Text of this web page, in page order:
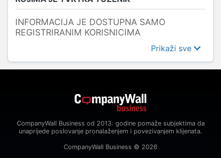
INFORMACIJA JE DOSTUPNA SAMO
REGISTRIRANIM KORISNICIMA
Prikaži sve
CompanyWall Business od 2013. godine pomaže subjektima da
unaprijede poslovanje pronalaženjem i povezivanjem klijenata.
CompanyWall Business © 2026